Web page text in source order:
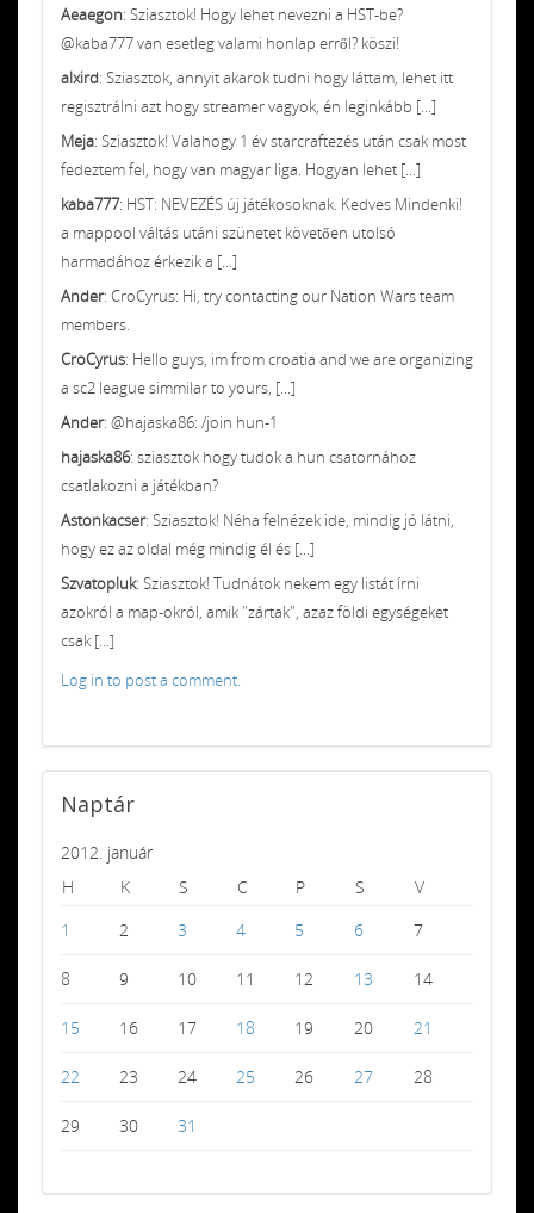
Aeaegon: Sziasztok! Hogy lehet nevezni a HST-be?
@kaba777 van esetleg valami honlap erről? köszi!
alxird: Sziasztok, annyit akarok tudni hogy láttam, lehet itt
regisztrálni azt hogy streamer vagyok, én leginkább [...]
Meja: Sziasztok! Valahogy 1 év starcraftezés után csak most
fedeztem fel, hogy van magyar liga. Hogyan lehet [...]
kaba777: HST: NEVEZÉS új játékosoknak. Kedves Mindenki!
a mappool váltás utáni szünetet követően utolsó
harmadához érkezik a [...]
Ander: CroCyrus: Hi, try contacting our Nation Wars team
members.
CroCyrus: Hello guys, im from croatia and we are organizing
a sc2 league simmilar to yours, [...]
Ander: @hajaska86: /join hun-1
hajaska86: sziasztok hogy tudok a hun csatornához
csatlakozni a játékban?
Astonkacser: Sziasztok! Néha felnézek ide, mindig jó látni,
hogy ez az oldal még mindig él és [...]
Szvatopluk: Sziasztok! Tudnátok nekem egy listát írni
azokról a map-okról, amik "zártak", azaz földi egységeket
csak [...]
Log in to post a comment.
Naptár
2012. január
H
K S C P S
V
1
2 3 4 5 6 7
8 9 10 11 12 13 14
15 16 17 18 19 20 21
22 23 24 25 26 27 28
29 30 31